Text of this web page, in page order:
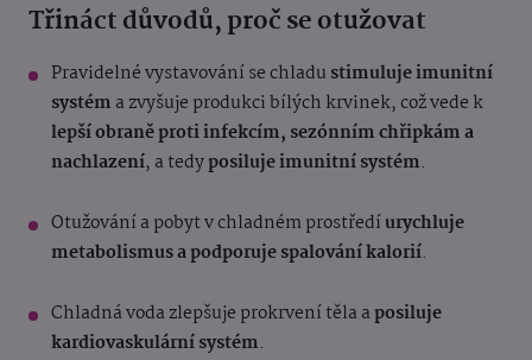
Třináct důvodů, proč se otužovat
Pravidelné vystavování se chladu stimuluje imunitní
systém a zvyšuje produkci bílých krvinek, což vede k
lepší obraně proti infekcím, sezónním chřipkáma
nachlazení, a tedyposiluje imunitní systém.
Otužování a pobyt v chladném prostředíurychluje
metabolismus a podporuje spalování kalorií.
Chladná voda zlepšuje prokrvení těla aposiluje
kardiovaskulární systém.